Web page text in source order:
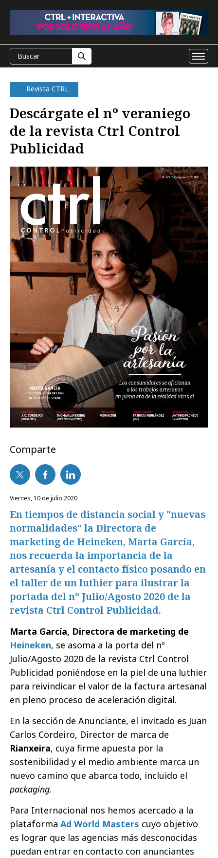
Revista CTRL
Descárgate el nº veraniego
de la revista Ctrl Control
Publicidad
Comparte
viernes, 10 de julio 2020
En tiempos de distancia social y "nuevas
normalidades" la Directora de
marketing de Heineken, Marta García,
nos recuerda la importancia de la
artesanía y el contacto físico posando en
el taller de un luthier para ilustrar la
portada del nº Julio/Agosto 2020 de la
revista Ctrl Control Publicidad.
Marta García, Directora de marketing de
Heineken, se asoma a la porta del nº
Julio/Agosto 2020 de la revista Ctrl Control
Publicidad poniéndose en la piel de una luthier
para reivindicar el valor de la factura artesanal
en pleno proceso de aceleración digital.
En la sección de Anunciante, el invitado es Juan
Carlos Cordeiro, Director de marca de
Rianxeira, cuya firme apuesta por la
sostenibilidad y el medio ambiente marca un
nuevo camino que abarca todo, incluido el
packaging.
Para Internacional nos hemos acercado a la
plataforma Ad World Masters cuyo objetivo
es lograr que las agencias más desconocidas
puedan entrar en contacto con anunciantes